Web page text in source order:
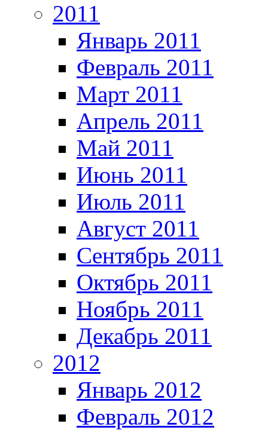
2011
Январь 2011
Февраль 2011
Март 2011
Апрель 2011
Май 2011
Июнь 2011
Июль 2011
Август 2011
Сентябрь 2011
Октябрь 2011
Ноябрь 2011
Декабрь 2011
2012
Январь 2012
Февраль 2012